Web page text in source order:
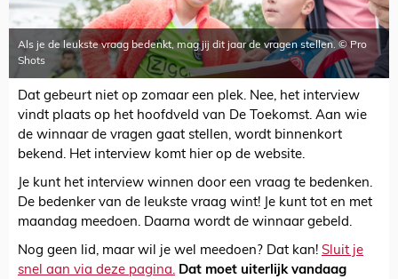
Als je de leukste vraag bedenkt, mag jij dit jaar de vragen stellen. © Pro
Shots
Dat gebeurt niet op zomaar een plek. Nee, het interview
vindt plaats op het hoofdveld van De Toekomst. Aan wie
de winnaar de vragen gaat stellen, wordt binnenkort
bekend. Het interview komt hier op de website.
Je kunt het interview winnen door een vraag te bedenken.
De bedenker van de leukste vraag wint! Je kunt tot en met
maandag meedoen. Daarna wordt de winnaar gebeld.
Nog geen lid, maar wil je wel meedoen? Dat kan! Sluit je
snel aan via deze pagina. Dat moet uiterlijk vandaag